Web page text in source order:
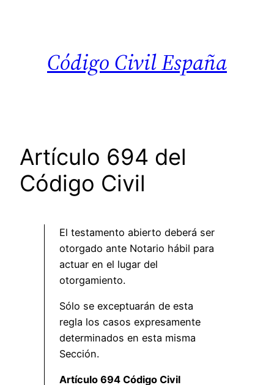
Código Civil España
Artículo 694 del
Código Civil
El testamento abierto deberá ser
otorgado ante Notario hábil para
actuar en el lugar del
otorgamiento.
Sólo se exceptuarán de esta
regla los casos expresamente
determinados en esta misma
Sección.
Artículo 694 Código Civil